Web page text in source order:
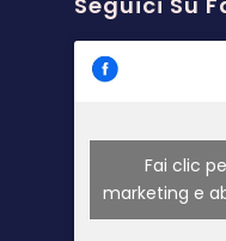
Fai clic
marketing e